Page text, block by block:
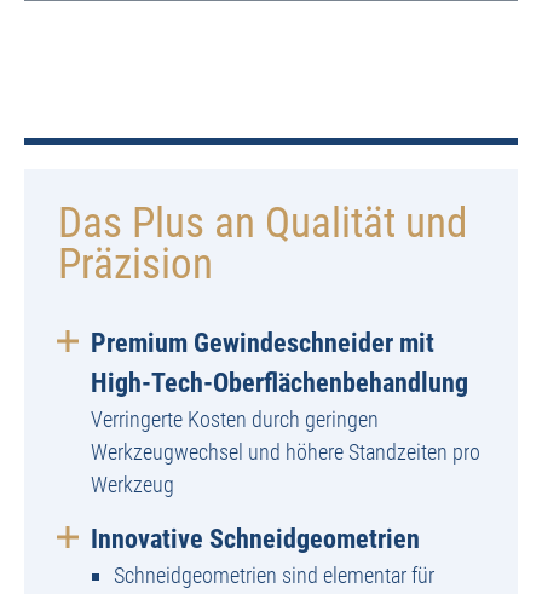
Das Plus an Qualität und
Präzision
Premium Gewindeschneider mit
High-Tech-Oberflächenbehandlung
Verringerte Kosten durch geringen
Werkzeugwechsel und höhere Standzeiten pro
Werkzeug
Innovative Schneidgeometrien
Schneidgeometrien sind elementar für